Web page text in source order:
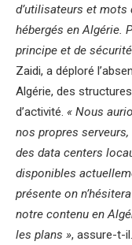
d’utilisateurs et mots
hébergés en Algérie.
principe et de
Zaidi, a déploré
Algérie, des
d’activité. « Nous
nos propres
des data centers
disponibles
présente on
notre contenu en
les plans », assure-t-